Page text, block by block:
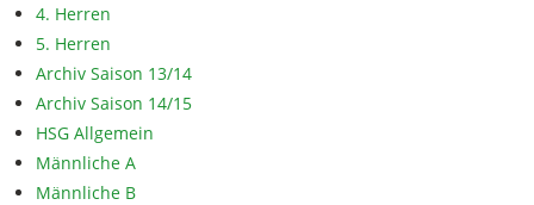
4. Herren
5. Herren
Archiv Saison 13/14
Archiv Saison 14/15
HSG Allgemein
Männliche A
Männliche B